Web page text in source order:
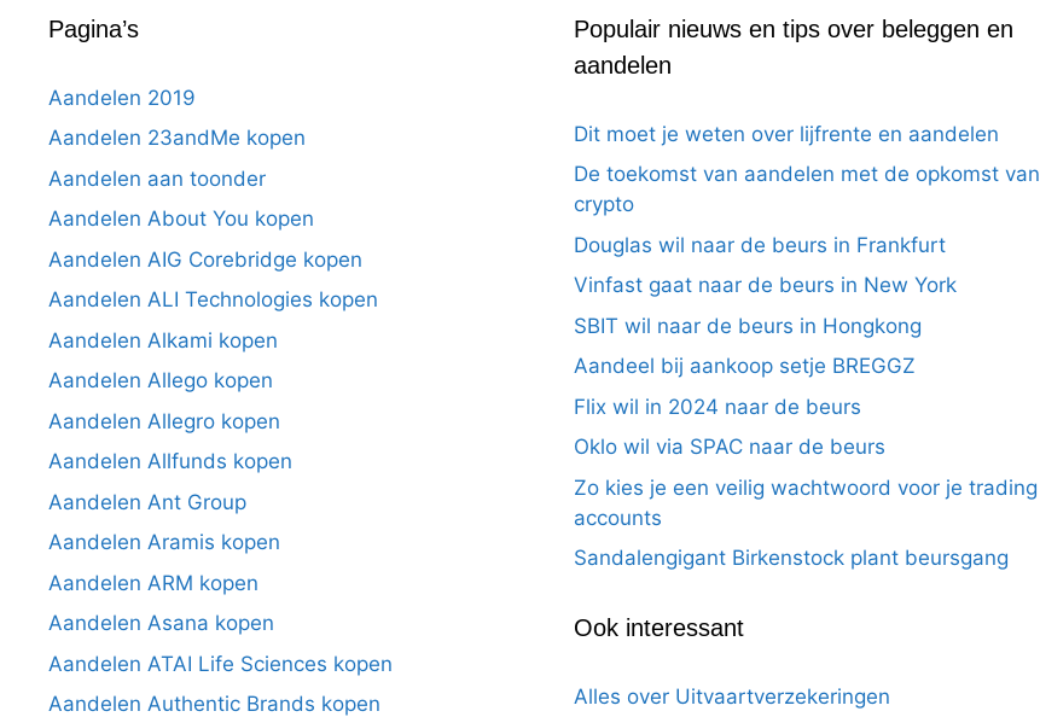
Pagina’s
Aandelen 2019
Aandelen 23andMe kopen
Aandelen aan toonder
Aandelen About You kopen
Aandelen AIG Corebridge kopen
Aandelen ALI Technologies kopen
Aandelen Alkami kopen
Aandelen Allego kopen
Aandelen Allegro kopen
Aandelen Allfunds kopen
Aandelen Ant Group
Aandelen Aramis kopen
Aandelen ARM kopen
Aandelen Asana kopen
Aandelen ATAI Life Sciences kopen
Aandelen Authentic Brands kopen
Populair nieuws en tips over beleggen en
aandelen
Dit moet je weten over lijfrente en aandelen
De toekomst van aandelen met de opkomst van
crypto
Douglas wil naar de beurs in Frankfurt
Vinfast gaat naar de beurs in New York
SBIT wil naar de beurs in Hongkong
Aandeel bij aankoop setje BREGGZ
Flix wil in 2024 naar de beurs
Oklo wil via SPAC naar de beurs
Zo kies je een veilig wachtwoord voor je trading
accounts
Sandalengigant Birkenstock plant beursgang
Ook interessant
Alles over Uitvaartverzekeringen